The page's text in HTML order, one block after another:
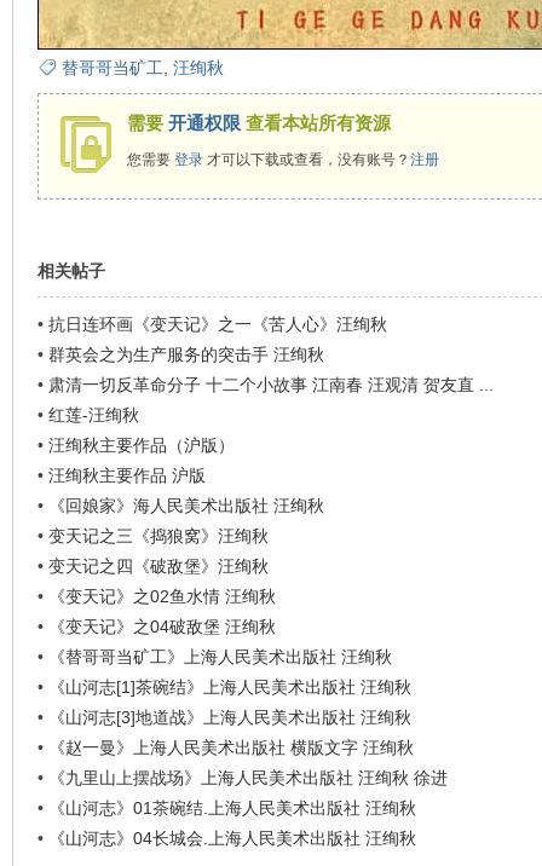
替哥哥当矿工 汪绚秋
需要 开通权限 查看本站所有资源
您需要 登录才可以下载或查看，没有账号？ 注册
相关帖子
• 抗日连环画《变天记》之一《苦人心》汪绚秋
• 群英会之为生产服务的突击手 汪绚秋
• 肃清一切反革命分子 十二个小故事 江南春 汪观清 贺友直 ...
• 红莲-汪绚秋
• 汪绚秋主要作品（沪版）
• 汪绚秋主要作品 沪版
•
《回娘家》海人民美术出版社 汪绚秋
• 变天记之三《捣狼窝》汪绚秋
• 变天记之四《破敌堡》汪绚秋
•
《变天记》之02鱼水情 汪绚秋
•
《变天记》之04破敌堡 汪绚秋
•
《替哥哥当矿工》上海人民美术出版社 汪绚秋
•
《山河志[1]茶碗结》上海人民美术出版社 汪绚秋
•
《山河志[3]地道战》上海人民美术出版社 汪绚秋
•
《赵一曼》上海人民美术出版社 横版文字 汪绚秋
•
《九里山上摆战场》上海人民美术出版社 汪绚秋 徐进
•
《山河志》01茶碗结.上海人民美术出版社 汪绚秋
•
《山河志》04长城会.上海人民美术出版社 汪绚秋